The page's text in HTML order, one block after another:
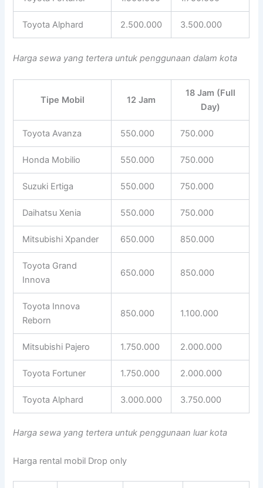
Toyota Alphard 2.500.000 3.500.000
Harga sewa yang tertera untuk penggunaan dalam kota
Tipe Mobil 12 Jam
18 Jam (Full
Day)
Toyota Avanza 550.000 750.000
Honda Mobilio 550.000 750.000
Suzuki Ertiga 550.000 750.000
Daihatsu Xenia 550.000 750.000
Mitsubishi Xpander 650.000 850.000
Toyota Grand
Innova
650.000 850.000
Toyota Innova
Reborn
850.000 1.100.000
Mitsubishi Pajero 1.750.000 2.000.000
Toyota Fortuner 1.750.000 2.000.000
Toyota Alphard 3.000.000 3.750.000
Harga sewa yang tertera untuk penggunaan luar kota
Harga rental mobil Drop only